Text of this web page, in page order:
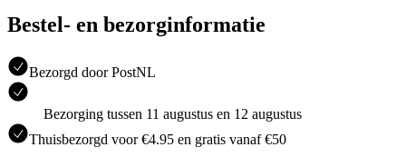
Bestel- en bezorginformatie
Bezorgd door PostNL
Bezorging tussen 11 augustus en 12 augustus
Thuisbezorgd voor €4.95 en gratis vanaf €50